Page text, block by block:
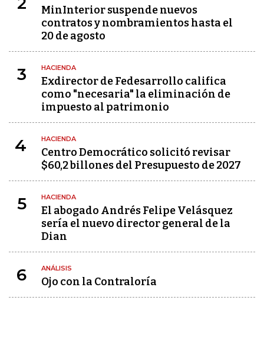
MinInterior suspende nuevos
contratos y nombramientos hasta el
20 de agosto
3 HACIENDA
Exdirector de Fedesarrollo califica
como "necesaria" la eliminación de
impuesto al patrimonio
4 HACIENDA
Centro Democrático solicitó revisar
$60,2 billones del Presupuesto de 2027
5 HACIENDA
El abogado Andrés Felipe Velásquez
sería el nuevo director general de la
Dian
6 ANÁLISIS
Ojo con la Contraloría